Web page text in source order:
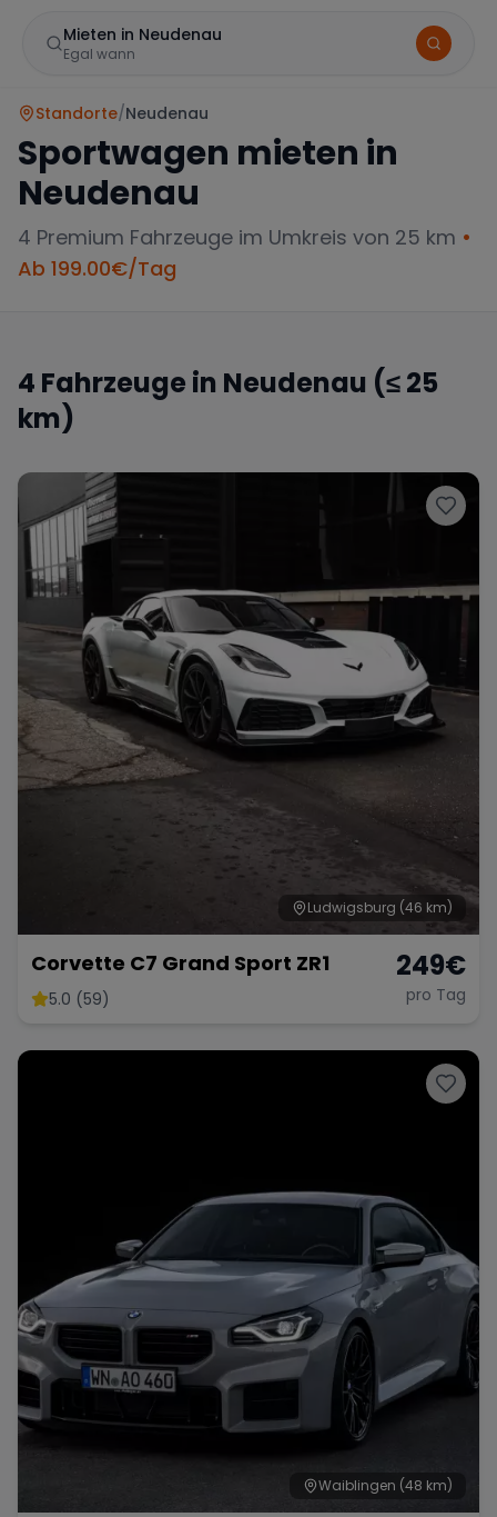
Mieten in Neudenau
Egal wann
Porsche
McLaren Ford Jaguar
Tesla Chevrolet Dodge
Rolls Royce Aston Martin
Bugatti Lotus Maserati
Wann
Zeitraum wählen
Standorte/Neudenau
Sportwagen mieten in
Neudenau
4 Premium Fahrzeuge im Umkreis von 25 km •
Ab 199.00€/Tag
4 Fahrzeuge in Neudenau (≤ 25
km)
Ludwigsburg (46 km)
Corvette C7 Grand Sport ZR1
5.0 (59)
249€
pro Tag
Waiblingen (48 km)